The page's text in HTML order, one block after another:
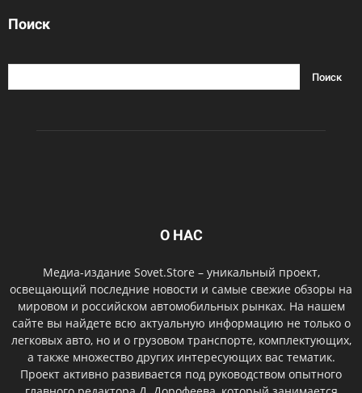
Поиск
О НАС
Медиа-издание Sovet.Store – уникальный проект,
освещающий последние новости и самые свежие обзоры на
мировом и российском автомобильных рынках. На нашем
сайте вы найдете всю актуальную информацию не только о
легковых авто, но и о грузовом транспорте, комплектующих,
а также множество других интересующих вас тематик.
Проект активно развивается под руководством опытного